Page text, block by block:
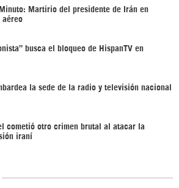
Martirio del presidente de Irán en
aéreo
busca el bloqueo de HispanTV en
la sede de la radio y televisión nacional
cometió otro crimen brutal al atacar la
iraní